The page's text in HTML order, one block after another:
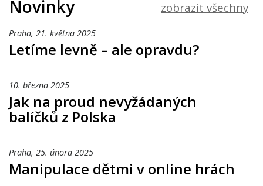
Novinky zobrazit všechny
Letíme levně – ale opravdu?
Praha, 21. května 2025
Jak na proud nevyžádaných
balíčků z Polska
10. března 2025
Manipulace dětmi v online hrách
Praha, 25. února 2025